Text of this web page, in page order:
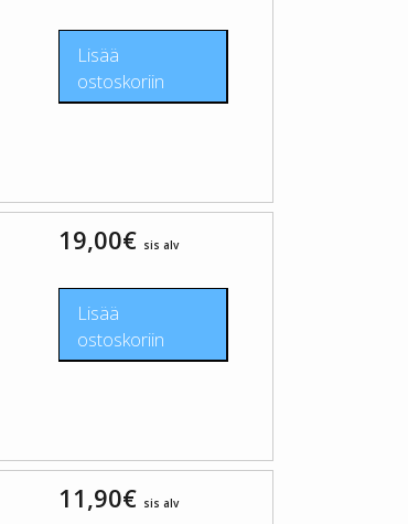
Lisää
ostoskoriin
19,00€ sis alv
Lisää
ostoskoriin
11,90€ sis alv